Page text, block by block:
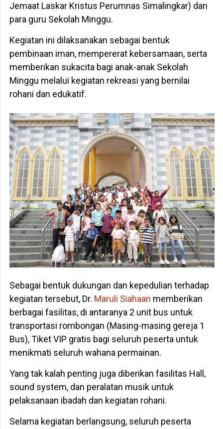
Jemaat Laskar Kristus Perumnas Simalingkar) dan
para guru Sekolah Minggu.
Kegiatan ini dilaksanakan sebagai bentuk
pembinaan iman, mempererat kebersamaan, serta
memberikan sukacita bagi anak-anak Sekolah
Minggu melalui kegiatan rekreasi yang bernilai
rohani dan edukatif.
Sebagai bentuk dukungan dan kepedulian terhadap
kegiatan tersebut, Dr. Maruli Siahaan memberikan
berbagai fasilitas, di antaranya 2 unit bus untuk
transportasi rombongan (Masing-masing gereja 1
Bus), Tiket VIP gratis bagi seluruh peserta untuk
menikmati seluruh wahana permainan.
Yang tak kalah penting juga diberikan fasilitas Hall,
sound system, dan peralatan musik untuk
pelaksanaan ibadah dan kegiatan rohani.
Selama kegiatan berlangsung, seluruh peserta